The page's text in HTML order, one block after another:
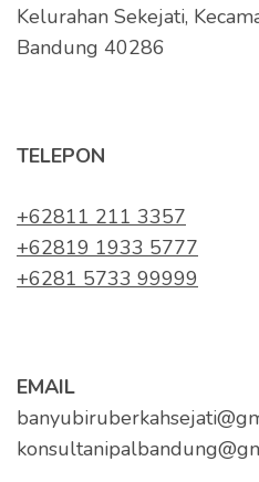
Kelurahan Sekejati,
Bandung 40286
TELEPON
+62811 211 3357
+62819 1933 5777
+6281 5733 99999
EMAIL